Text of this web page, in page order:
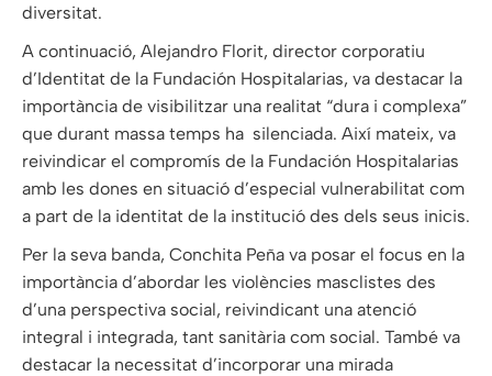
diversitat.
A continuació, Alejandro Florit, director corporatiu
d’Identitat de la Fundación Hospitalarias, va destacar la
importància de visibilitzar una realitat “dura i complexa”
que durant massa temps ha ​ silenciada. Així mateix, va
reivindicar el compromís de la Fundación Hospitalarias
amb les dones en situació d’especial vulnerabilitat com
a part de la identitat de la institució des dels seus inicis.
Per la seva banda, Conchita Peña va posar el focus en la
importància d’abordar les violències masclistes des
d’una perspectiva social, reivindicant una atenció
integral i integrada, tant sanitària com social. També va
destacar la necessitat d’incorporar una mirada